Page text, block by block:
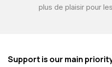
plus de plaisir pour
Support is our main